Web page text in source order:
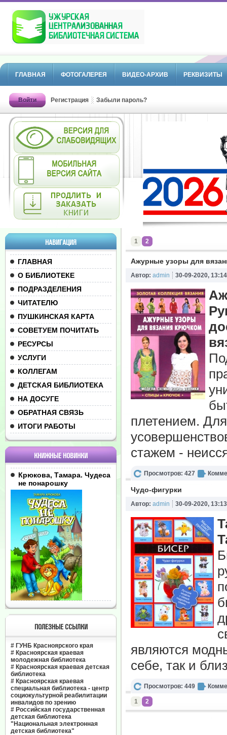
ГЛАВНАЯ ФОТОГАЛЕРЕЯ ВИДЕО-АРХИВ РЕКВИЗИТЫ
Войти Регистрация Забыли пароль?
НАВИГАЦИЯ
ГЛАВНАЯ
О БИБЛИОТЕКЕ
ПОДРАЗДЕЛЕНИЯ
ЧИТАТЕЛЮ
ПУШКИНСКАЯ КАРТА
СОВЕТУЕМ ПОЧИТАТЬ
РЕСУРСЫ
УСЛУГИ
КОЛЛЕГАМ
ДЕТСКАЯ БИБЛИОТЕКА
НА ДОСУГЕ
ОБРАТНАЯ СВЯЗЬ
ИТОГИ РАБОТЫ
КНИЖНЫЕ НОВИНКИ
Крюкова, Тамара. Чудеса
не понарошку
ПОЛЕЗНЫЕ ССЫЛКИ
# ГУНБ Красноярского края
# Красноярская краевая
молодежная библиотека
# Красноярская краевая детская
библиотека
# Красноярская краевая
специальная библиотека - центр
социокультурной реабилитации
инвалидов по зрению
# Российская государственная
детская библиотека
"Национальная электронная
детская библиотека"
1 2
Ажурные узоры для
Автор: admin 30-09-2020, 13:14
плетением.
стажем -
Просмотров: 427
Чудо-фигурки
Автор: admin 30-09-2020, 13:13
являются
себе, так и
Просмотров: 449
1 2